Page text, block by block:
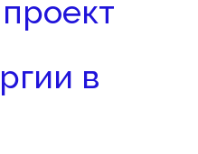
в